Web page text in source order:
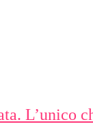
L’unico